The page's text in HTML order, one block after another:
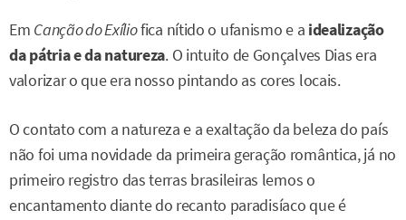
Em Canção do Exíliofica nítido o ufanismo e a idealização
da pátria e da natureza. O intuito de Gonçalves Dias era
valorizar o que era nosso pintando as cores locais.
O contato com a natureza e a exaltação da beleza do país
não foi uma novidade da primeira geração romântica, já no
primeiro registro das terras brasileiras lemos o
encantamento diante do recanto paradisíaco que é